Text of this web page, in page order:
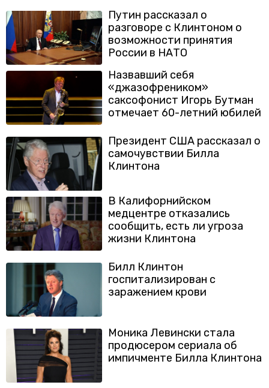
Путин рассказал о
разговоре с Клинтоном о
возможности принятия
России в НАТО
Назвавший себя
«джазофреником»
саксофонист Игорь Бутман
отмечает 60-летний юбилей
Президент США рассказал о
самочувствии Билла
Клинтона
В Калифорнийском
медцентре отказались
сообщить, есть ли угроза
жизни Клинтона
Билл Клинтон
госпитализирован с
заражением крови
Моника Левински стала
продюсером сериала об
импичменте Билла Клинтона